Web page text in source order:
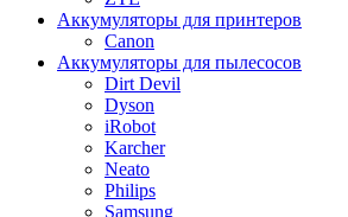
Аккумуляторы для принтеров
Canon
Аккумуляторы для пылесосов
Dirt Devil
Dyson
iRobot
Karcher
Neato
Philips
Samsung